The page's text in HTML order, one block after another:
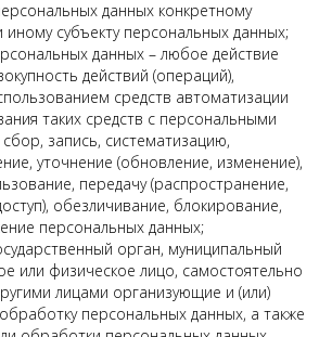
данных конкретному
субъекту персональных данных;
данных – любое действие
действий (операций),
средств автоматизации
таких средств с персональными
запись, систематизацию,
уточнение (обновление, изменение),
передачу (распространение,
обезличивание, блокирование,
персональных данных;
орган, муниципальный
или физическое лицо, самостоятельно
лицами организующие и (или)
персональных данных, а также